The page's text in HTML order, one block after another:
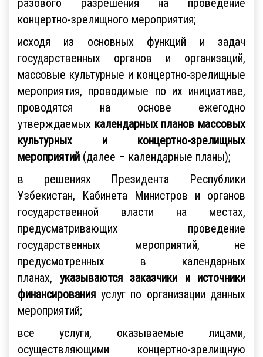
концертно-зрелищного мероприятия;
исходя из основных функций и задач
государственных органов и организаций,
массовые культурные и концертно-зрелищные
мероприятия, проводимые по их инициативе,
проводятся на основе ежегодно
утверждаемых календарных планов массовых
культурных и концертно-зрелищных
мероприятий (далее – календарные планы);
в решениях Президента Республики
Узбекистан, Кабинета Министров и органов
государственной власти на местах,
предусматривающих проведение
государственных мероприятий, не
предусмотренных в календарных
планах, указываются заказчики и источники
финансирования услуг по организации данных
мероприятий;
все услуги, оказываемые лицами,
осуществляющими концертно-зрелищную